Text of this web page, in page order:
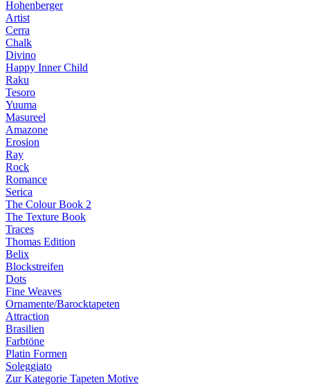
Hohenberger
Artist
Cerra
Chalk
Divino
Happy Inner Child
Raku
Tesoro
Yuuma
Masureel
Amazone
Erosion
Ray
Rock
Romance
Serica
The Colour Book 2
The Texture Book
Traces
Thomas Edition
Belix
Blockstreifen
Dots
Fine Weaves
Ornamente/Barocktapeten
Attraction
Brasilien
Farbtöne
Platin Formen
Soleggiato
Zur Kategorie Tapeten Motive